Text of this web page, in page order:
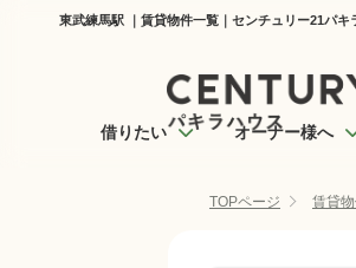
東武練馬駅 ｜賃貸物件一覧｜センチュリー21パキ
借りたい オーナー様へ
TOPページ 賃貸